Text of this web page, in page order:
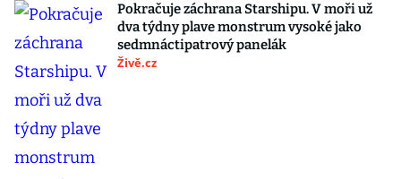
Pokračuje záchrana Starshipu. V moři už
dva týdny plave monstrum vysoké jako
sedmnáctipatrový panelák
Živě.cz